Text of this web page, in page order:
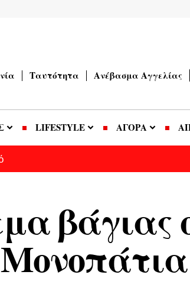
Ταυτότητα Ανέβασμα Αγγελίας
LIFESTYLE ΑΓΟΡΑ
βάγιας